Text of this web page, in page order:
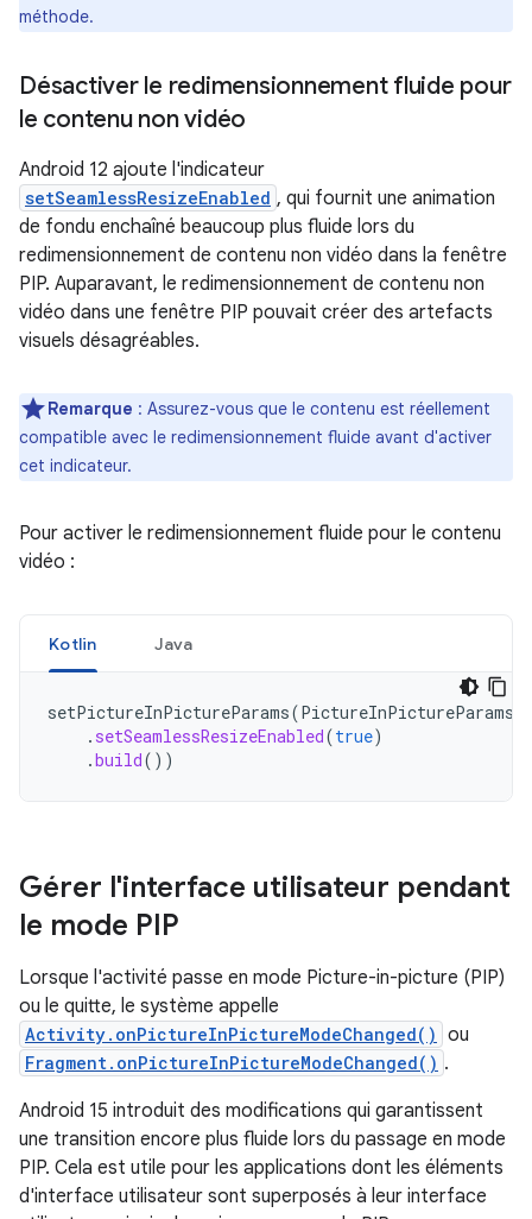
méthode.
Désactiver le redimensionnement fluide pour
le contenu non vidéo
Android 12 ajoute l'indicateur
setSeamlessResizeEnabled , qui fournit une animation
de fondu enchaîné beaucoup plus fluide lors du
redimensionnement de contenu non vidéo dans la fenêtre
PIP. Auparavant, le redimensionnement de contenu non
vidéo dans une fenêtre PIP pouvait créer des artefacts
visuels désagréables.
Remarque : Assurez-vous que le contenu est réellement
compatible avec le redimensionnement fluide avant d'activer
cet indicateur.
Pour activer le redimensionnement fluide pour le contenu
vidéo :
Kotlin Java
setPictureInPictureParams(PictureInPictureParams
. setSeamlessResizeEnabled(true)
.build())
Gérer l'interface utilisateur pendant
le mode PIP
Lorsque l'activité passe en mode Picture-in-picture (PIP)
ou le quitte, le système appelle
Activity.onPictureInPictureModeChanged() ou
Fragment.onPictureInPictureModeChanged() .
Android 15 introduit des modifications qui garantissent
une transition encore plus fluide lors du passage en mode
PIP. Cela est utile pour les applications dont les éléments
d'interface utilisateur sont superposés à leur interface